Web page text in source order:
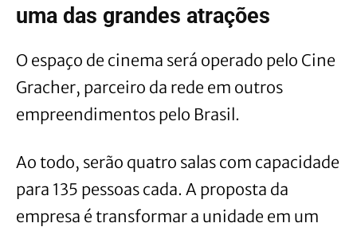
uma das grandes atrações
O espaço de cinema será operado pelo Cine
Gracher, parceiro da rede em outros
empreendimentos pelo Brasil.
Ao todo, serão quatro salas com capacidade
para 135 pessoas cada. A proposta da
empresa é transformar a unidade em um